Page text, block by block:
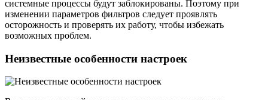
системные процессы будут заблокированы. Поэтому при
изменении параметров фильтров следует проявлять
осторожность и проверять их работу, чтобы избежать
возможных проблем.
Неизвестные особенности настроек